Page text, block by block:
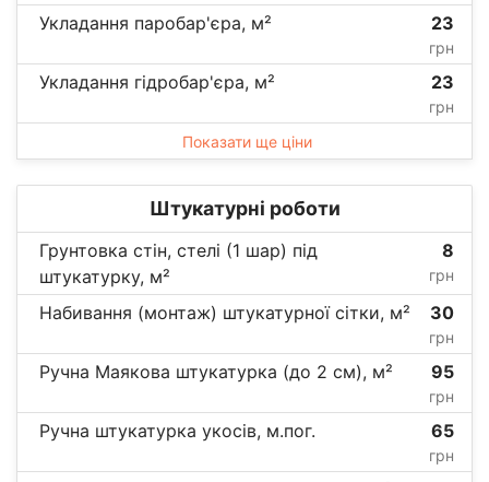
Укладання паробар'єра, м² 23
грн
Укладання гідробар'єра, м² 23
грн
Показати ще ціни
Штукатурні роботи
Грунтовка стін, стелі (1 шар) під
штукатурку, м²
8
грн
Набивання (монтаж) штукатурної сітки, м² 30
грн
Ручна Маякова штукатурка (до 2 см), м² 95
грн
Ручна штукатурка укосів, м.пог. 65
грн